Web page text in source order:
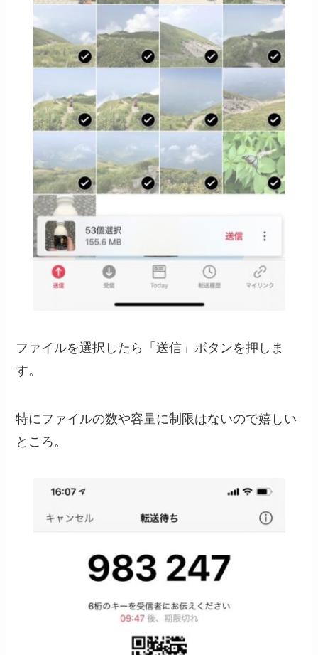
ファイルを選択したら「送信」ボタンを押しま
す。
特にファイルの数や容量に制限はないので嬉しい
ところ。